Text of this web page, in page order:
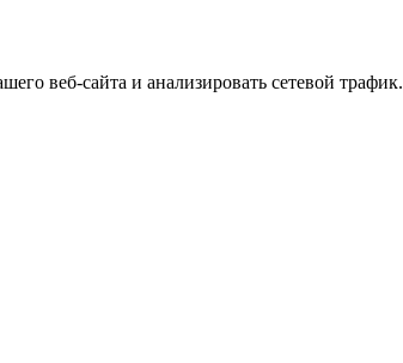
веб-сайта и анализировать сетевой трафик.